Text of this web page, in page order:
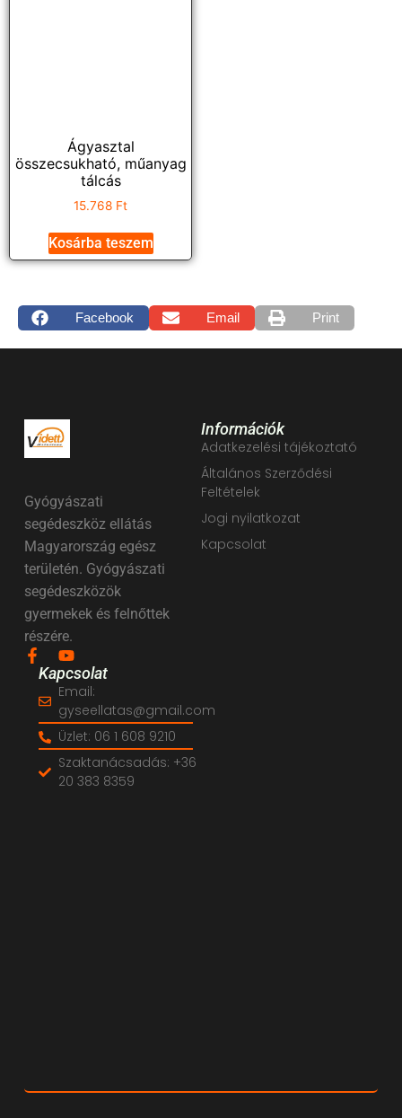
Ágyasztal
összecsukható, műanyag
tálcás
15.768 Ft
Kosárba teszem
Facebook Email Print
Gyógyászati
segédeszköz ellátás
Magyarország egész
területén. Gyógyászati
segédeszközök
gyermekek és felnőttek
részére.
Információk
Adatkezelési tájékoztató
Általános Szerződési
Feltételek
Jogi nyilatkozat
Kapcsolat
Kapcsolat
Email:
gyseellatas@gmail.com
Üzlet: 06 1 608 9210
Szaktanácsadás: +36
20 383 8359